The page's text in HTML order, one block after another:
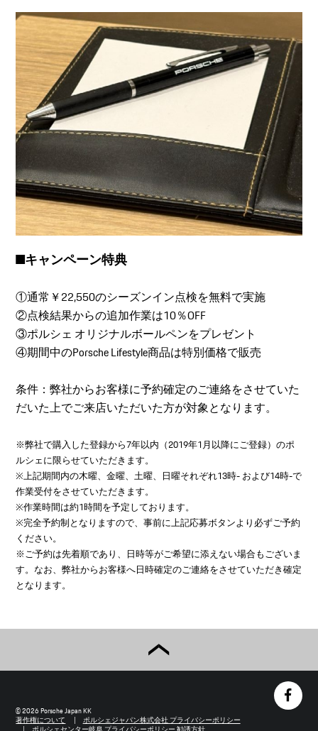
■キャンペーン特典
①通常￥22,550のシーズンイン点検を無料で実施
②点検結果からの追加作業は10％OFF
③ポルシェ オリジナルボールペンをプレゼント
④期間中のPorsche Lifestyle商品は特別価格で販売
条件：弊社からお客様に予約確定のご連絡をさせていた
だいた上でご来店いただいた方が対象となります。
※弊社で購入した登録から7年以内（2019年1月以降にご登録）のポ
ルシェに限らせていただきます。
※上記期間内の木曜、金曜、土曜、日曜それぞれ13時- および14時-で
作業受付をさせていただきます。
※作業時間は約1時間を予定しております。
※完全予約制となりますので、事前に上記応募ボタンより必ずご予約
ください。
※ご予約は先着順であり、日時等がご希望に添えない場合もございま
す。なお、弊社からお客様へ日時確定のご連絡をさせていただき確定
となります。
© 2026 Porsche Japan KK
著作権について
ポルシェジャパン株式会社 プライバシーポリシー